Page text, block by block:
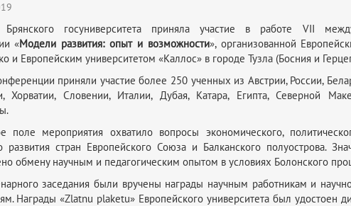
Брянского госуниверситета приняла участие в работе VII
«Модели развития: опыт и возможности», организованной
и Европейским университетом «Каллос» в городе Тузла (Босния и
приняли участие более 250 ученных из Австрии, России,
Хорватии, Словении, Италии, Дубая, Катара, Египта, Северной
поле мероприятия охватило вопросы экономического,
развития стран Европейского Союза и Балканского полуострова.
обмену научным и педагогическим опытом в условиях Болонского
заседания были вручены награды научным работникам и
Награды «Zlatnu plaketu» Европейского университета был удостоен